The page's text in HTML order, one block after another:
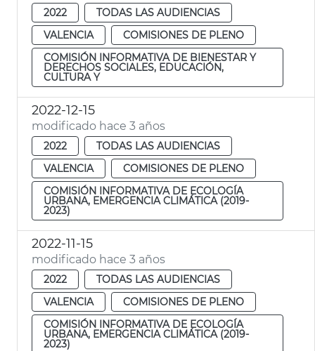
2022
TODAS LAS AUDIENCIAS
VALENCIA
COMISIONES DE PLENO
COMISIÓN INFORMATIVA DE BIENESTAR Y
DERECHOS SOCIALES, EDUCACIÓN,
CULTURA Y
2022-12-15
modificado hace 3 años
2022
TODAS LAS AUDIENCIAS
VALENCIA
COMISIONES DE PLENO
COMISIÓN INFORMATIVA DE ECOLOGÍA
URBANA, EMERGENCIA CLIMÁTICA (2019-
2023)
2022-11-15
modificado hace 3 años
2022
TODAS LAS AUDIENCIAS
VALENCIA
COMISIONES DE PLENO
COMISIÓN INFORMATIVA DE ECOLOGÍA
URBANA, EMERGENCIA CLIMÁTICA (2019-
2023)